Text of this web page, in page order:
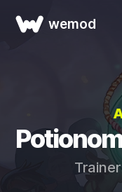
wemod